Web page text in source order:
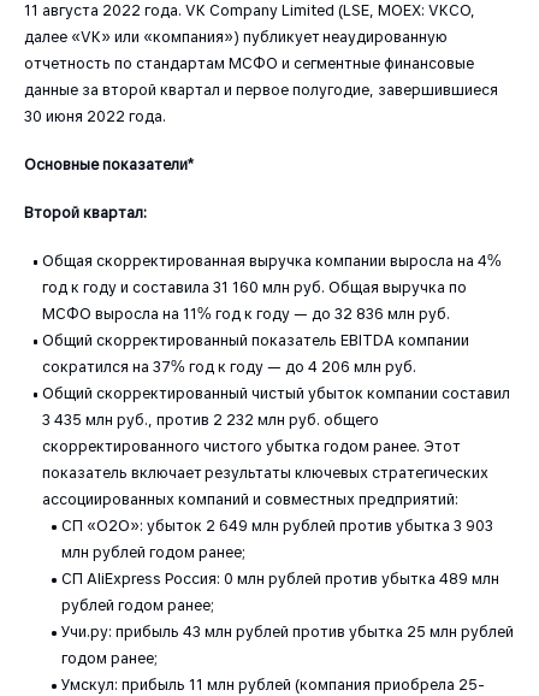
11 августа 2022 года. VK Company Limited (LSE, MOEX: VKCO,
далее «VK» или «компания») публикует неаудированную
отчетность по стандартам МСФО и сегментные финансовые
данные за второй квартал и первое полугодие, завершившиеся
30 июня 2022 года.
Основные показатели*
Второй квартал:
Общая скорректированная выручка компании выросла на 4%
год к году и составила 31 160 млн руб. Общая выручка по
МСФО выросла на 11% год к году — до 32 836 млн руб.
Общий скорректированный показатель EBITDA компании
сократился на 37% год к году — до 4 206 млн руб.
Общий скорректированный чистый убыток компании составил
3 435 млн руб., против 2 232 млн руб. общего
скорректированного чистого убытка годом ранее. Этот
показатель включает результаты ключевых стратегических
ассоциированных компаний и совместных предприятий:
СП «O2O»: убыток 2 649 млн рублей против убытка 3 903
млн рублей годом ранее;
СП AliExpress Россия: 0 млн рублей против убытка 489 млн
рублей годом ранее;
Учи.ру: прибыль 43 млн рублей против убытка 25 млн рублей
годом ранее;
Умскул: прибыль 11 млн рублей (компания приобрела 25-